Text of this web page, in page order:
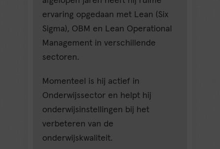
ervaring opgedaan met Lean (Six
Sigma), OBM en Lean Operational
Management in verschillende
sectoren.
Momenteel is hij actief in
Onderwijssector en helpt hij
onderwijsinstellingen bij het
verbeteren van de
onderwijskwaliteit.